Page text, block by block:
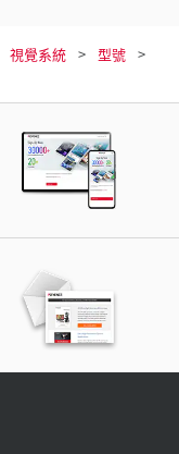
視覺系統
型號